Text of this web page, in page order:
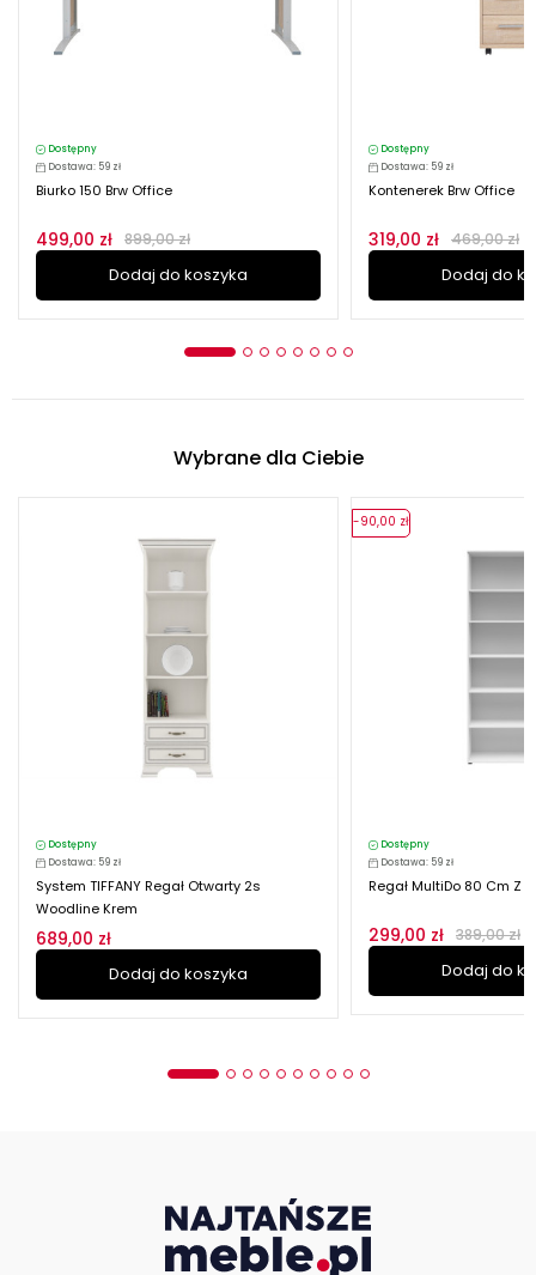
Dostępny
Dostawa: 59 zł
Biurko 150 Brw Office
499,00 zł 899,00 zł
Dodaj do koszyka
Dostępny
Dostawa: 59 zł
Kontenerek Brw Office
319,00 zł 469,00 zł
Dodaj do
Wybrane dla Ciebie
Dostępny
Dostawa: 59 zł
System TIFFANY Regał Otwarty 2s
Woodline Krem
689,00 zł
Dodaj do koszyka
Dostępny
Dostawa: 59 zł
Regał MultiDo 80 Cm Z 5
299,00 zł 389,00 zł
Dodaj do
-90,00 zł